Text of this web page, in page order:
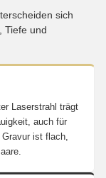
sich
Tiefe und
Laserstrahl trägt
auch für
ist flach,